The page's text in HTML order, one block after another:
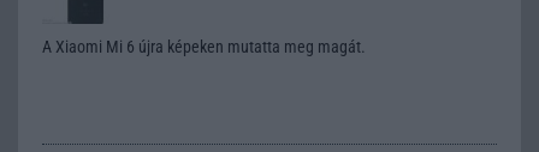
A Xiaomi Mi 6 újra képeken mutatta meg magát.